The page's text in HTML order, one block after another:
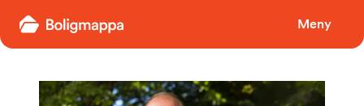
Boligmappa Meny